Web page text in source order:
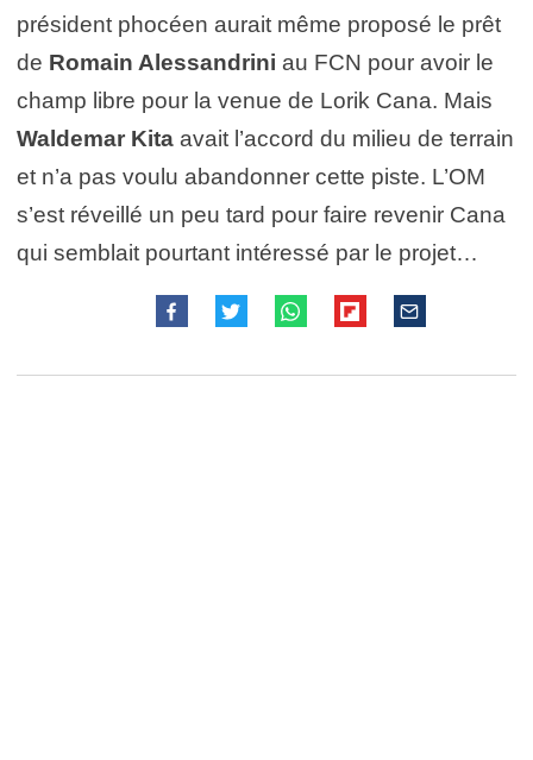
président phocéen aurait même proposé le prêt
de Romain Alessandrini au FCN pour avoir le
champ libre pour la venue de Lorik Cana. Mais
Waldemar Kita avait l’accord du milieu de terrain
et n’a pas voulu abandonner cette piste. L’OM
s’est réveillé un peu tard pour faire revenir Cana
qui semblait pourtant intéressé par le projet…